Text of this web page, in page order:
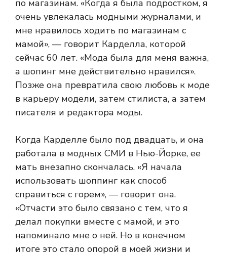
по магазинам. «Когда я была подростком, я
очень увлекалась модными журналами, и
мне нравилось ходить по магазинам с
мамой», — говорит Карделла, которой
сейчас 60 лет. «Мода была для меня важна,
а шопинг мне действительно нравился».
Позже она превратила свою любовь к моде
в карьеру модели, затем стилиста, а затем
писателя и редактора моды.
Когда Карделле было под двадцать, и она
работала в модных СМИ в Нью-Йорке, ее
мать внезапно скончалась. «Я начала
использовать шоппинг как способ
справиться с горем», — говорит она.
«Отчасти это было связано с тем, что я
делал покупки вместе с мамой, и это
напоминало мне о ней. Но в конечном
итоге это стало опорой в моей жизни и